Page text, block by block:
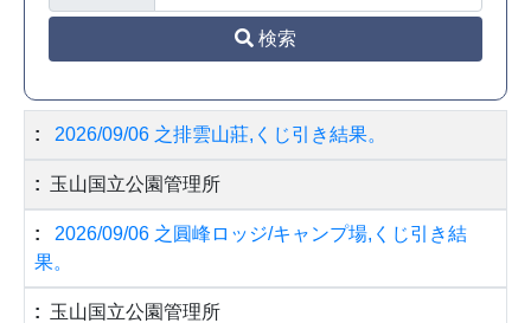
検索
2026/09/06 之排雲山莊,くじ引き結果。
玉山国立公園管理所
2026/09/06 之圓峰ロッジ/キャンプ場,くじ引き結
果。
玉山国立公園管理所